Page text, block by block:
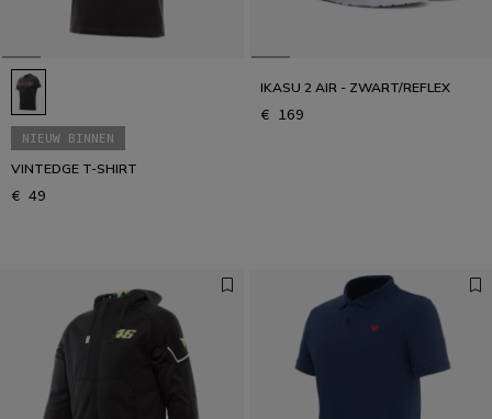
NIEUW BINNEN
VINTEDGE T-SHIRT
€ 49
IKASU 2 AIR - ZWART/REFLEX
€ 169